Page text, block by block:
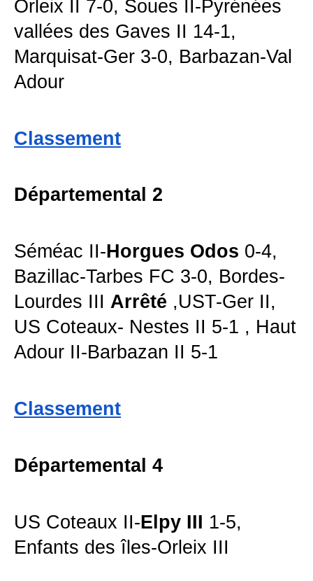
Orleix II 7-0, Soues II-Pyrénées
vallées des Gaves II 14-1,
Marquisat-Ger 3-0, Barbazan-Val
Adour
Classement
Départemental 2
Séméac II-Horgues Odos 0-4,
Bazillac-Tarbes FC 3-0, Bordes-
Lourdes III Arrêté ,UST-Ger II,
US Coteaux- Nestes II 5-1 , Haut
Adour II-Barbazan II 5-1
Classement
Départemental 4
US Coteaux II-Elpy III 1-5,
Enfants des îles-Orleix III